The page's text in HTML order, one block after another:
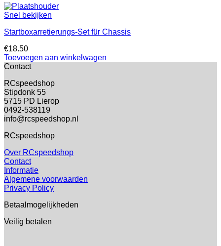
Snel bekijken
Startboxarretierungs-Set für Chassis
€18.50
Toevoegen aan winkelwagen
Contact
RCspeedshop
Stipdonk 55
5715 PD Lierop
0492-538119
info@rcspeedshop.nl
RCspeedshop
Over RCspeedshop
Contact
Informatie
Algemene voorwaarden
Privacy Policy
Betaalmogelijkheden
Veilig betalen